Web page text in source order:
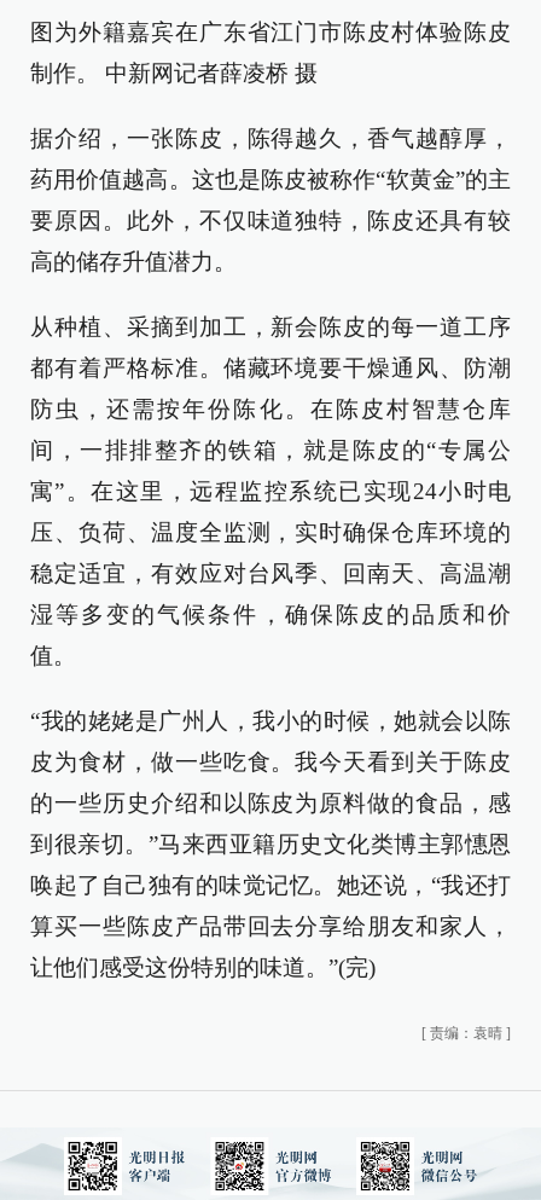
图为外籍嘉宾在广东省江门市陈皮村体验陈皮
制作。 中新网记者薛凌桥 摄
据介绍，一张陈皮，陈得越久，香气越醇厚，
药用价值越高。这也是陈皮被称作“软黄金”的主
要原因。此外，不仅味道独特，陈皮还具有较
高的储存升值潜力。
从种植、采摘到加工，新会陈皮的每一道工序
都有着严格标准。储藏环境要干燥通风、防潮
防虫，还需按年份陈化。在陈皮村智慧仓库
间，一排排整齐的铁箱，就是陈皮的“专属公
寓”。在这里，远程监控系统已实现24小时电
压、负荷、温度全监测，实时确保仓库环境的
稳定适宜，有效应对台风季、回南天、高温潮
湿等多变的气候条件，确保陈皮的品质和价
值。
“我的姥姥是广州人，我小的时候，她就会以陈
皮为食材，做一些吃食。我今天看到关于陈皮
的一些历史介绍和以陈皮为原料做的食品，感
到很亲切。”马来西亚籍历史文化类博主郭憓恩
唤起了自己独有的味觉记忆。她还说，“我还打
算买一些陈皮产品带回去分享给朋友和家人，
让他们感受这份特别的味道。”(完)
[ 责编：袁晴 ]